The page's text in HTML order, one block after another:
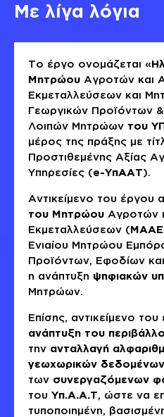
Με λίγα λόγια
Το έργο ονομάζεται «
Μητρώου Αγροτών και
Εκμεταλλεύσεων και
Γεωργικών Προϊόντων
Λοιπών Μητρώων του
μέρος της πράξης με
Προστιθεμένης Αξίας
Υπηρεσίες (e-ΥπΑΑΤ).
Αντικείμενο του έργου
του Μητρώου Αγροτών
Εκμεταλλεύσεων (ΜΑΑΕ
Ενιαίου Μητρώου
Προϊόντων, Εφοδίων
η ανάπτυξη ψηφιακών
Μητρώων.
Επίσης, αντικείμενο του
ανάπτυξη του
την ανταλλαγή
γεωχωρικών δεδομένων
των συνεργαζόμενων
του Υπ.Α.Α.Τ, ώστε να
τυποποιημένη,